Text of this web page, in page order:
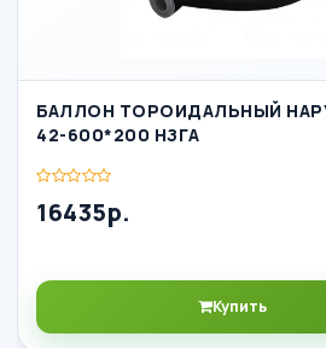
БАЛЛОН ТОРОИДАЛЬНЫЙ
42-600*200 НЗГА
16435р.
Купить